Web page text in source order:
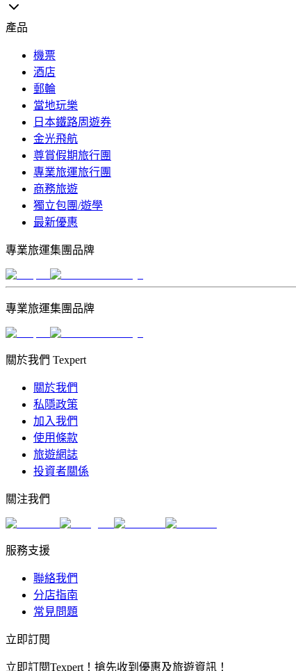
產品
機票
酒店
郵輪
當地玩樂
日本鐵路周遊券
金光飛航
尊賞假期旅行團
專業旅運旅行團
商務旅遊
獨立包團/遊學
最新優惠
專業旅運集團品牌
專業旅運集團品牌
關於我們 Texpert
關於我們
私隱政策
加入我們
使用條款
旅遊網誌
投資者關係
關注我們
服務支援
聯絡我們
分店指南
常見問題
立即訂閱
立即訂閱Texpert！搶先收到優惠及旅遊資訊！